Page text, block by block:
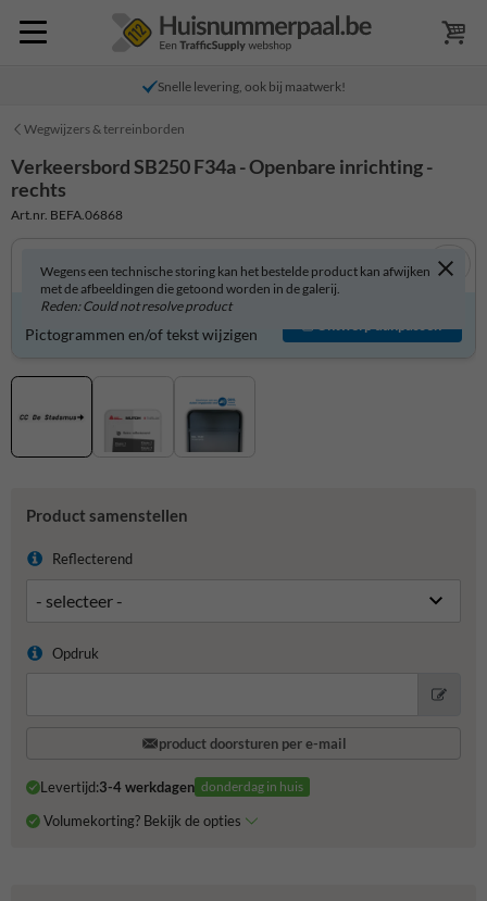
Snelle levering, ook bij maatwerk!
Wegwijzers & terreinborden
Verkeersbord SB250 F34a - Openbare inrichting -
rechts
Art.nr. BEFA.06868
Wegens een technische storing kan het bestelde product kan afwijken
met de afbeeldingen die getoond worden in de galerij.
Reden: Could not resolve product
Verkeersbord zelf aanpassen?
Pictogrammen en/of tekst wijzigen
Ontwerp aanpassen
Product samenstellen
Reflecterend
Opdruk
product doorsturen per e-mail
Levertijd:3-4 werkdagen donderdag in huis
Volumekorting? Bekijk de opties